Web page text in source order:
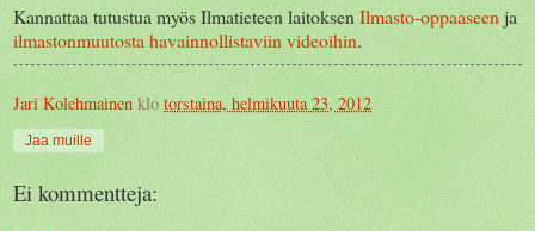
Kannattaa tutustua myös Ilmatieteen laitoksen Ilmasto-oppaaseen ja
ilmastonmuutosta havainnollistaviin videoihin.
Jari Kolehmainen klo torstaina, helmikuuta 23, 2012
Jaa muille
Ei kommentteja: